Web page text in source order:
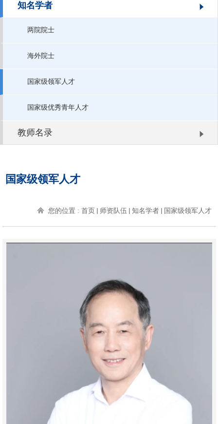
知名学者
两院院士
海外院士
国家级领军人才
国家级优秀青年人才
教师名录
国家级领军人才
您的位置 : 首页 师资队伍 知名学者 国家级领军人才